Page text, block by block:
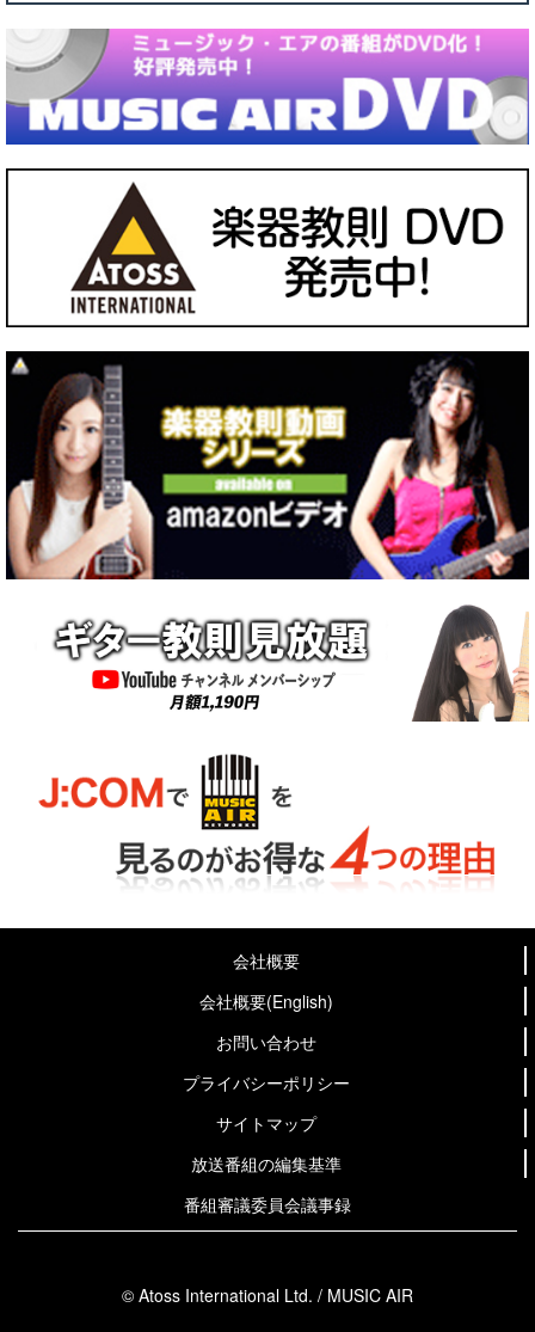
会社概要
会社概要(English)
お問い合わせ
プライバシーポリシー
サイトマップ
放送番組の編集基準
番組審議委員会議事録
© Atoss International Ltd. / MUSIC AIR